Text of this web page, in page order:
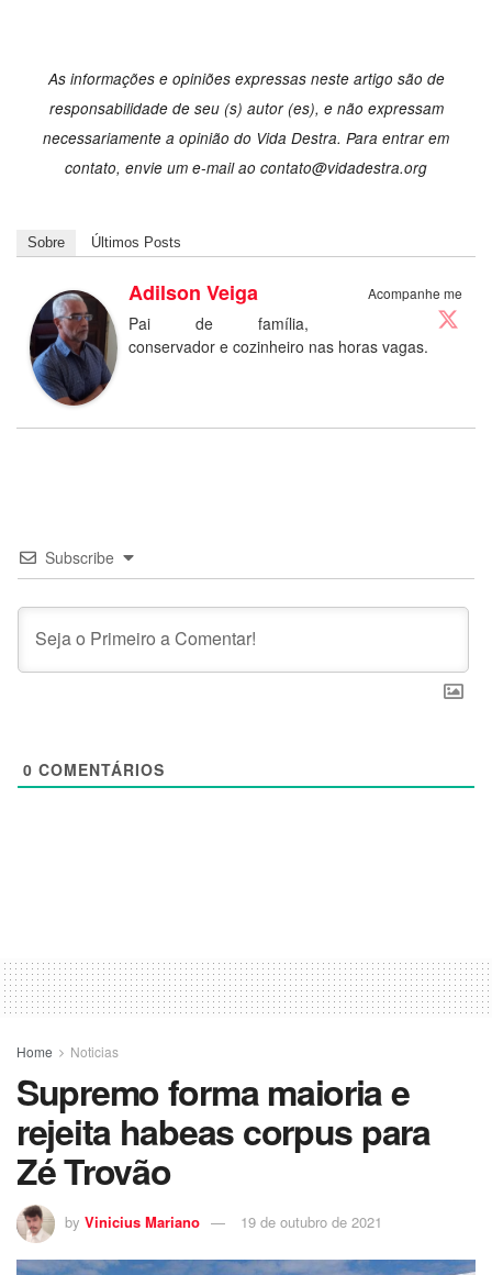
As informações e opiniões expressas neste artigo são de
responsabilidade de seu (s) autor (es), e não expressam
necessariamente a opinião do Vida Destra. Para entrar em
contato, envie um e-mail ao contato@vidadestra.org
Sobre Últimos Posts
Acompanhe me
Adilson Veiga
Pai de família,
conservador e cozinheiro nas horas vagas.
Subscribe
0 COMENTÁRIOS
Home Noticias
Supremo forma maioria e
rejeita habeas corpus para
Zé Trovão
by Vinicius Mariano 19 de outubro de 2021